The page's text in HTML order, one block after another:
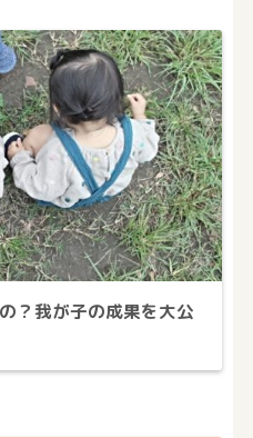
？我が子の成果を大公